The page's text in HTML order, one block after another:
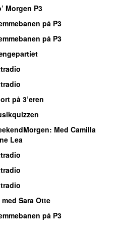
Morgen P3
på P3
på P3
på 3’eren
: Med Camilla
Lea
med Sara Otte
på P3